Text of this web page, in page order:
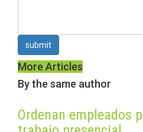
submit
More Articles
By the same author
Ordenan empleados